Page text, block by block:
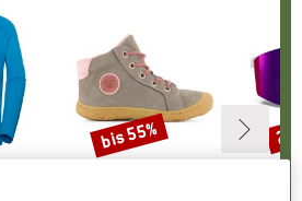
Rabatt
bis 55%